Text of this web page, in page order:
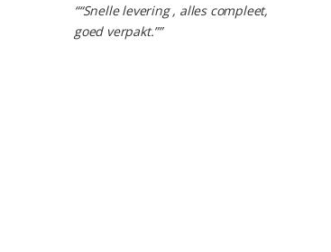
““Snelle levering , alles compleet,
goed verpakt.””